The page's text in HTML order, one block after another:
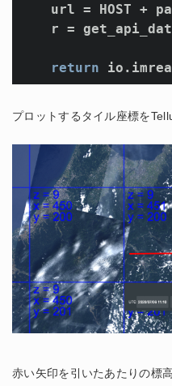
url = HOST +
r =
return
プロットするタイル座標を
赤い矢印を引いたあたりの標